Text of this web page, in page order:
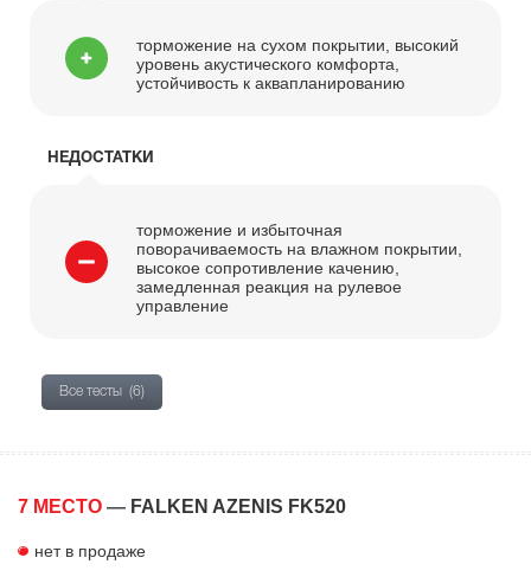
торможение на сухом покрытии, высокий
уровень акустического комфорта,
устойчивость к аквапланированию
НЕДОСТАТКИ
торможение и избыточная
поворачиваемость на влажном покрытии,
высокое сопротивление качению,
замедленная реакция на рулевое
управление
Все тесты (6)
7 МЕСТО — FALKEN AZENIS FK520
нет в продаже